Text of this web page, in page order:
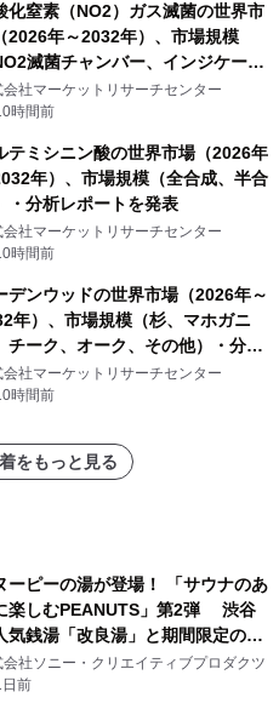
化窒素（NO2）ガス滅菌の世界市
2026年～2032年）、市場規模
滅菌チャンバー、インジケータ
よびモニタリングシステム、その
・分析レポートを発表
会社マーケットリサーチセンター
時間前
テミシニン酸の世界市場（2026年
年）、市場規模（全合成、半合
・分析レポートを発表
会社マーケットリサーチセンター
時間前
デンウッドの世界市場（2026年～
年）、市場規模（杉、マホガニ
チーク、オーク、その他）・分析
ートを発表
会社マーケットリサーチセンター
時間前
をもっと見る
ーピーの湯が登場！ 「サウナのあ
楽しむPEANUTS」第2弾 渋谷
気銭湯「改良湯」と期間限定のコ
レーション サウナイキタイコラ
ッズも発売決定！
会社ソニー・クリエイティブプロダクツ
前